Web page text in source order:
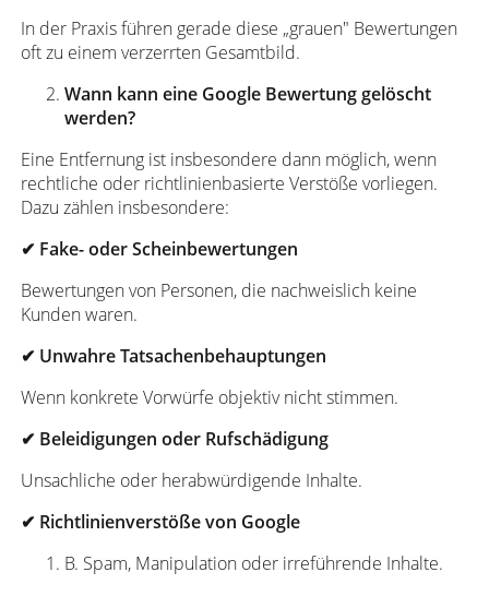
In der Praxis führen gerade diese „grauen" Bewertungen
oft zu einem verzerrten Gesamtbild.
Wann kann eine Google Bewertung gelöscht
werden?
Eine Entfernung ist insbesondere dann möglich, wenn
rechtliche oder richtlinienbasierte Verstöße vorliegen.
Dazu zählen insbesondere:
✔ Fake- oder Scheinbewertungen
Bewertungen von Personen, die nachweislich keine
Kunden waren.
✔ Unwahre Tatsachenbehauptungen
Wenn konkrete Vorwürfe objektiv nicht stimmen.
✔ Beleidigungen oder Rufschädigung
Unsachliche oder herabwürdigende Inhalte.
✔ Richtlinienverstöße von Google
B. Spam, Manipulation oder irreführende Inhalte.